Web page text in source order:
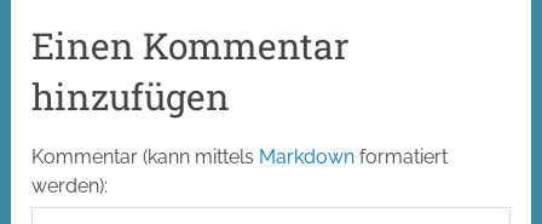
Einen Kommentar
hinzufügen
Kommentar (kann mittels Markdown formatiert
werden):